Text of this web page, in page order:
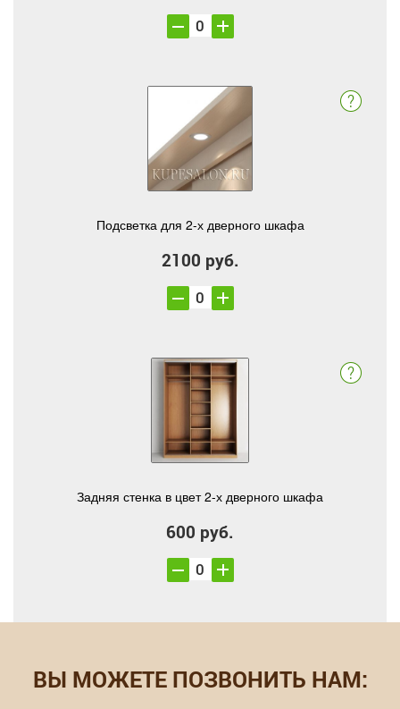
Подсветка для 2-х дверного шкафа
2100 руб.
Задняя стенка в цвет 2-х дверного шкафа
600 руб.
ВЫ МОЖЕТЕ ПОЗВОНИТЬ НАМ: